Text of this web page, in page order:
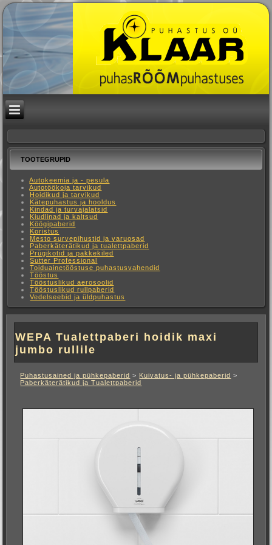
TOOTEGRUPID
Autokeemia ja - pesula
Autotöökoja tarvikud
Hoidikud ja tarvikud
Kätepuhastus ja hooldus
Kindad ja turvajalatsid
Kiudlinad ja kaltsud
Köögipaberid
Koristus
Mesto survepihustid ja varuosad
Paberkäterätikud ja tualettpaberid
Prügikotid ja pakkekiled
Sutter Professional
Toiduainetööstuse puhastusvahendid
Tööstus
Tööstuslikud aerosoolid
Tööstuslikud rullpaberid
Vedelseebid ja üldpuhastus
WEPA Tualettpaberi hoidik maxi
jumbo rullile
Puhastusained ja pühkepaberid > Kuivatus- ja pühkepaberid >
Paberkäterätikud ja Tualettpaberid